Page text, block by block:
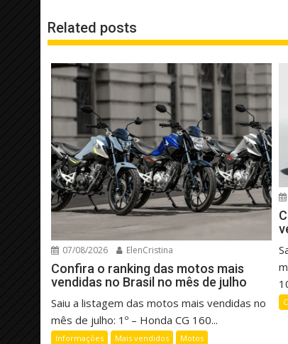
Related posts
07/08/2026 ElenCristina
Confira o ranking das motos mais
vendidas no Brasil no mês de julho
Saiu a listagem das motos mais vendidas no
mês de julho: 1º – Honda CG 160...
Informações Mais vendidos Motos